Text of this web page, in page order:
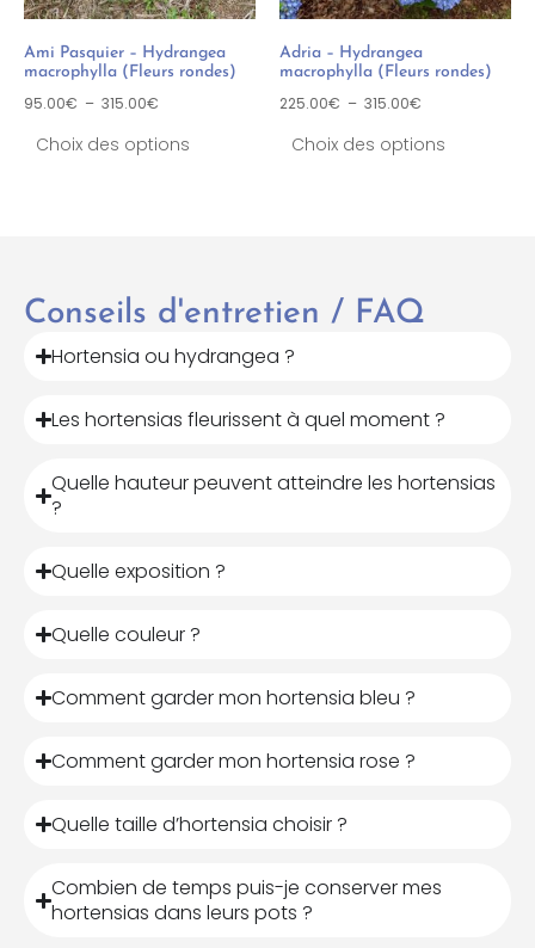
Ami Pasquier – Hydrangea
macrophylla (Fleurs rondes)
95.00€ – 315.00€
Choix des options
Adria – Hydrangea
macrophylla (Fleurs rondes)
225.00€ – 315.00€
Choix des options
Conseils d'entretien / FAQ
Hortensia ou hydrangea ?
Les hortensias fleurissent à quel moment ?
Quelle hauteur peuvent atteindre les hortensias
?
Quelle exposition ?
Quelle couleur ?
Comment garder mon hortensia bleu ?
Comment garder mon hortensia rose ?
Quelle taille d’hortensia choisir ?
Combien de temps puis-je conserver mes
hortensias dans leurs pots ?